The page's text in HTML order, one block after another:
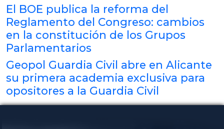
El BOE publica la reforma del
Reglamento del Congreso: cambios
en la constitución de los Grupos
Parlamentarios
Geopol Guardia Civil abre en Alicante
su primera academia exclusiva para
opositores a la Guardia Civil